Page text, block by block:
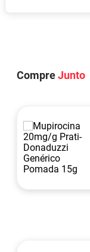
CompreJunto